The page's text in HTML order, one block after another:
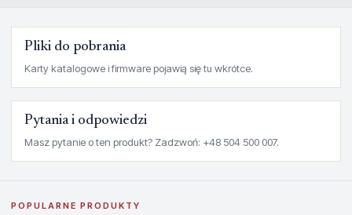
Pliki do pobrania
Karty katalogowe i firmware pojawią się tu wkrótce.
Pytania i odpowiedzi
Masz pytanie o ten produkt? Zadzwoń: +48 504 500 007.
POPULARNE PRODUKTY